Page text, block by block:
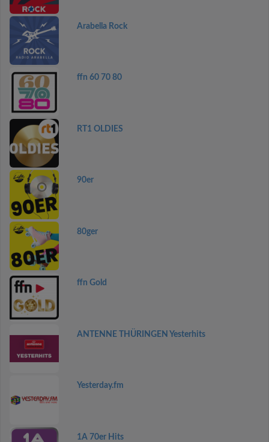
Arabella Rock
ffn 60 70 80
RT1 OLDIES
90er
80ger
ffn Gold
ANTENNE THÜRINGEN Yesterhits
Yesterday.fm
1A 70er Hits